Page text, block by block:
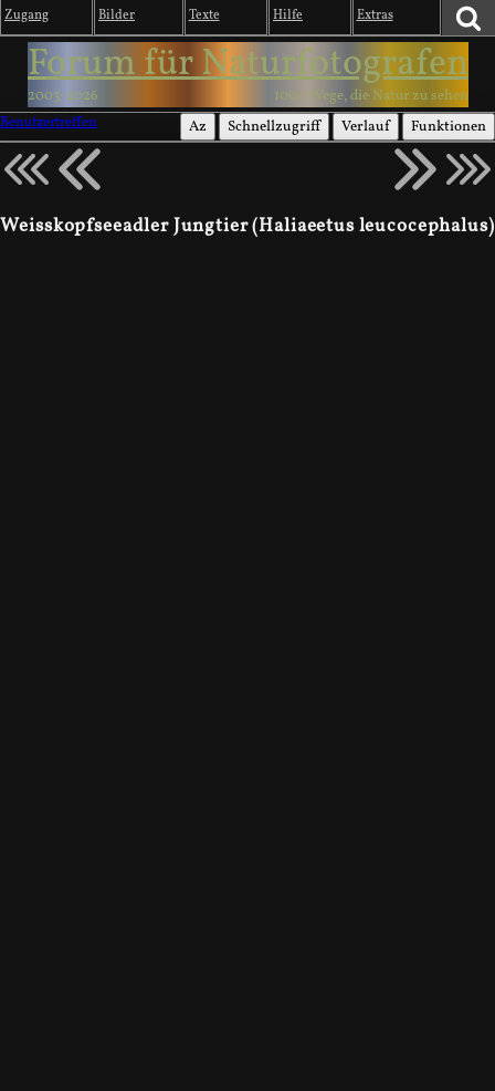
Zugang Bilder Texte Hilfe Extras
Forum für Naturfotografen
2003-2026
1000 Wege, die Natur zu sehen
Benutzertreffen
Az Schnellzugriff Verlauf Funktionen
Weisskopfseeadler Jungtier (Haliaeetus leucocephalus)